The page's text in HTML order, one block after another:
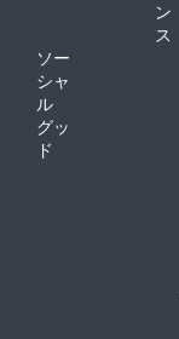
ン
ス
ソー
シャ
ル
グッ
ド